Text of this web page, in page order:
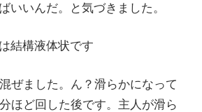
いいんだ。と気づきました。
結構液体状です
ぜました。ん？滑らかになって
ほど回した後です。主人が滑ら